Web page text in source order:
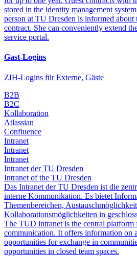
stored in the identity management
person at TU Dresden is informed about
contract. She can conveniently extend
service portal.
Gast-Logins
ZIH-Logins für Externe, Gäste
B2B
B2C
Kollaboration
Atlassian
Confluence
Intranet
Intranet
Intranet
Intranet der TU Dresden
Intranet of the TU Dresden
Das Intranet der TU Dresden ist die
interne Kommunikation. Es bietet
Themenbereichen,
Kollaborationsmöglichkeiten in
The TUD intranet is the central
communication. It offers information on
opportunities for exchange in
opportunities in closed team spaces.